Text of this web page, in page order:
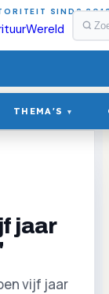
SINDS
THEMA'S ▾
jaar
vijf jaar